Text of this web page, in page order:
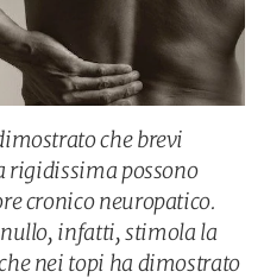
che brevi
rigidissima possono
cronico neuropatico.
nullo, infatti, stimola la
nei topi ha dimostrato